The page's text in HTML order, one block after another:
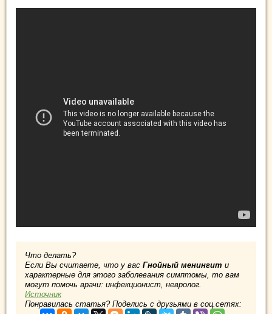
Что делать?
Если Вы считаете, что у вас Гнойный менингит и
характерные для этого заболевания симптомы, то вам
могут помочь врачи: инфекционист, невролог.
Источник
Понравилась статья? Поделись с друзьями в соц.сетях: